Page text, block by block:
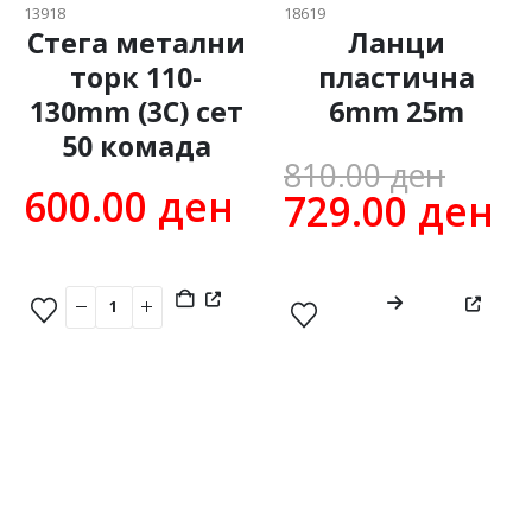
13918
Стега метални
торк 110-
130mm (3C) сет
50 комадa
600.00 ден
18619
Ланци
пластична
6mm 25m
810.00ден
729.00 ден